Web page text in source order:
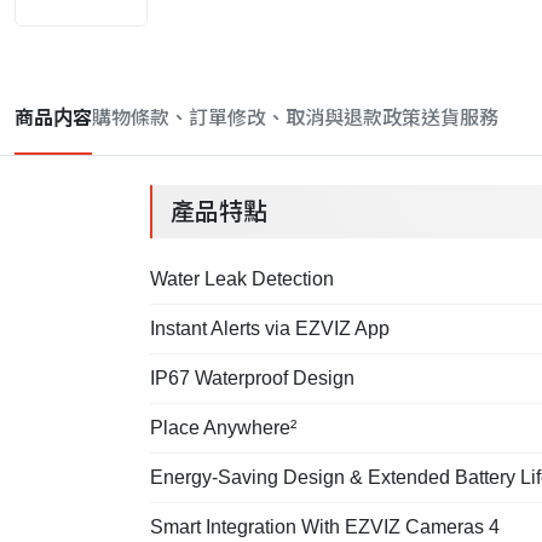
商品内容購物條款、訂單修改、取消與退款政策送貨服務
產品特點
Water Leak Detection
Instant Alerts via EZVIZ App
IP67 Waterproof Design
Place Anywhere²
Energy-Saving Design & Extended Battery
Smart Integration With EZVIZ Cameras 4